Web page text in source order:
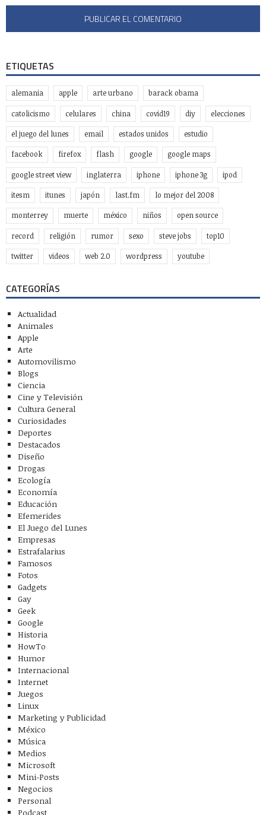
ETIQUETAS
alemania apple arte urbano barack obama
catolicismo celulares china covid19 diy elecciones
el juego del lunes email estados unidos estudio
facebook firefox flash google google maps
google street view inglaterra iphone iphone 3g ipod
itesm itunes japón last.fm lo mejor del 2008
monterrey muerte méxico niños open source
record religión rumor sexo steve jobs top10
twitter videos web 2.0 wordpress youtube
CATEGORÍAS
Actualidad
Animales
Apple
Arte
Automovilismo
Blogs
Ciencia
Cine y Televisión
Cultura General
Curiosidades
Deportes
Destacados
Diseño
Drogas
Ecología
Economía
Educación
Efemerides
El Juego del Lunes
Empresas
Estrafalarius
Famosos
Fotos
Gadgets
Gay
Geek
Google
Historia
HowTo
Humor
Internacional
Internet
Juegos
Linux
Marketing y Publicidad
México
Música
Medios
Microsoft
Mini-Posts
Negocios
Personal
Podcast